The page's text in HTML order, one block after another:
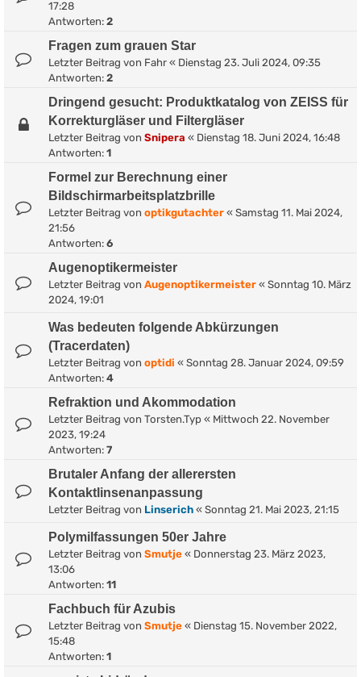
17:28
Antworten: 2
Fragen zum grauen Star
Letzter Beitrag von Fahr « Dienstag 23. Juli 2024, 09:35
Antworten: 2
Dringend gesucht: Produktkatalog von ZEISS für
Korrekturgläser und Filtergläser
Letzter Beitrag von Snipera « Dienstag 18. Juni 2024, 16:48
Antworten: 1
Formel zur Berechnung einer
Bildschirmarbeitsplatzbrille
Letzter Beitrag von optikgutachter « Samstag 11. Mai 2024,
21:56
Antworten: 6
Augenoptikermeister
Letzter Beitrag von Augenoptikermeister « Sonntag 10. März
2024, 19:01
Was bedeuten folgende Abkürzungen
(Tracerdaten)
Letzter Beitrag von optidi « Sonntag 28. Januar 2024, 09:59
Antworten: 4
Refraktion und Akommodation
Letzter Beitrag von Torsten.Typ « Mittwoch 22. November
2023, 19:24
Antworten: 7
Brutaler Anfang der allerersten
Kontaktlinsenanpassung
Letzter Beitrag von Linserich « Sonntag 21. Mai 2023, 21:15
Polymilfassungen 50er Jahre
Letzter Beitrag von Smutje « Donnerstag 23. März 2023,
13:06
Antworten: 11
Fachbuch für Azubis
Letzter Beitrag von Smutje « Dienstag 15. November 2022,
15:48
Antworten: 1